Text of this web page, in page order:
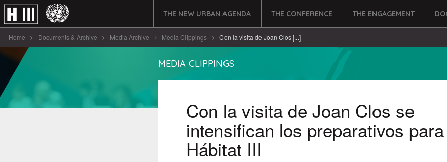
THE NEW URBAN AGENDA THE CONFERENCE THE ENGAGEMENT
Home Documents & Archive Media Archive Media Clippings Con la visita de Joan Clos [...]
MEDIA CLIPPINGS
Con la visita de Joan Clos se
intensifican los preparativos para
Hábitat III